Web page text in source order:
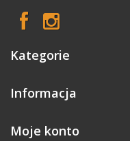
Kategorie
Informacja
Moje konto